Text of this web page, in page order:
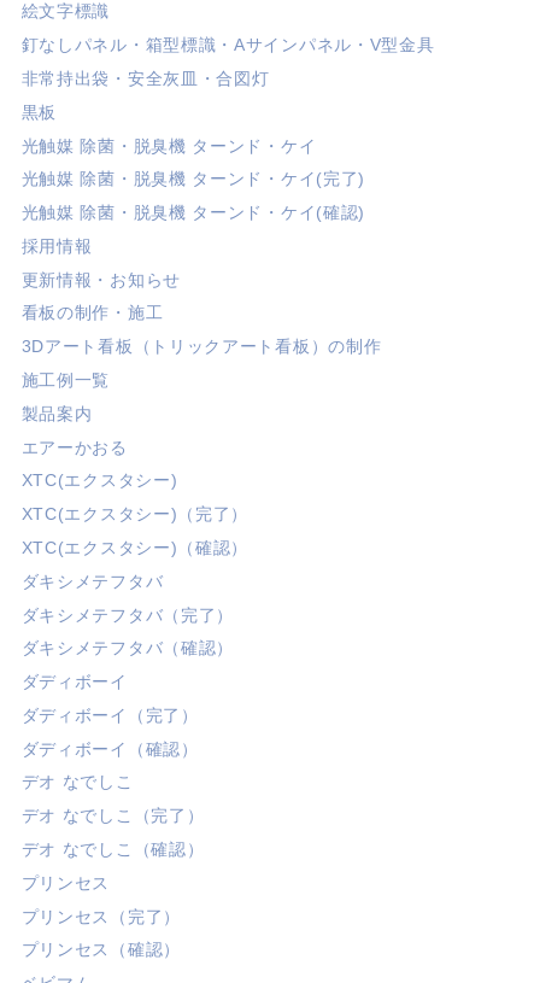
絵文字標識
釘なしパネル・箱型標識・Aサインパネル・V型金具
非常持出袋・安全灰皿・合図灯
黒板
光触媒 除菌・脱臭機 ターンド・ケイ
光触媒 除菌・脱臭機 ターンド・ケイ(完了)
光触媒 除菌・脱臭機 ターンド・ケイ(確認)
採用情報
更新情報・お知らせ
看板の制作・施工
3Dアート看板（トリックアート看板）の制作
施工例一覧
製品案内
エアーかおる
XTC(エクスタシー)
XTC(エクスタシー)（完了）
XTC(エクスタシー)（確認）
ダキシメテフタバ
ダキシメテフタバ（完了）
ダキシメテフタバ（確認）
ダディボーイ
ダディボーイ（完了）
ダディボーイ（確認）
デオ なでしこ
デオ なでしこ（完了）
デオ なでしこ（確認）
プリンセス
プリンセス（完了）
プリンセス（確認）